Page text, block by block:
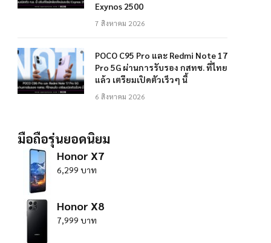
Exynos 2500
7 สิงหาคม 2026
POCO C95 Pro และ Redmi Note 17
Pro 5G ผ่านการรับรอง กสทช. ที่ไทย
แล้ว เตรียมเปิดตัวเร็วๆ นี้
6 สิงหาคม 2026
มือถือรุ่นยอดนิยม
Honor X7
6,299 บาท
Honor X8
7,999 บาท